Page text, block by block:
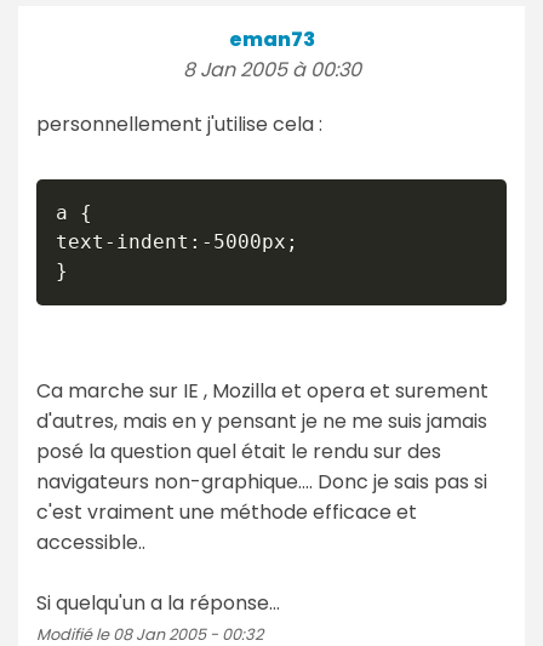
eman73
8 Jan 2005 à 00:30
personnellement j'utilise cela :
a {
text-indent:-5000px;
Ca marche sur IE , Mozilla et opera et surement
d'autres, mais en y pensant je ne me suis jamais
posé la question quel était le rendu sur des
navigateurs non-graphique.... Donc je sais pas si
c'est vraiment une méthode efficace et
accessible..
Si quelqu'un a la réponse...
Modifié le 08 Jan 2005 - 00:32